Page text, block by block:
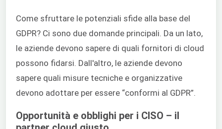
Come sfruttare le potenziali sfide alla base del
GDPR? Ci sono due domande principali. Da un lato,
le aziende devono sapere di quali fornitori di cloud
possono fidarsi. Dall'altro, le aziende devono
sapere quali misure tecniche e organizzative
devono adottare per essere “conformi al GDPR”.
Opportunità e obblighi per i CISO – il